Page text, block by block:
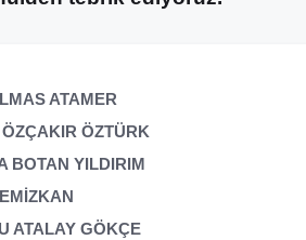
ATAMER
ÖZTÜRK
BOTAN YILDIRIM
ATALAY GÖKÇE